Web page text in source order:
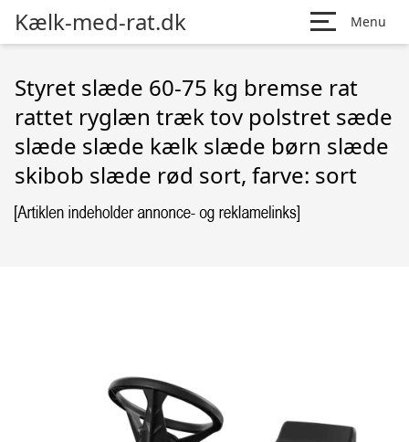
Kælk-med-rat.dk Menu
Styret slæde 60-75 kg bremse rat
rattet ryglæn træk tov polstret sæde
slæde slæde kælk slæde børn slæde
skibob slæde rød sort, farve: sort